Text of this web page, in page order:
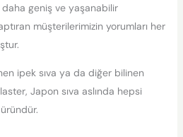
daha geniş ve yaşanabilir
müşterilerimizin yorumları her
ipek sıva ya da diğer bilinen
Japon sıva aslında hepsi